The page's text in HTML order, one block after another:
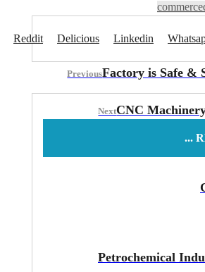
commerce
Reddit Delicious Linkedin
PreviousFactory is Safe &
NextCNC
Petrochemical